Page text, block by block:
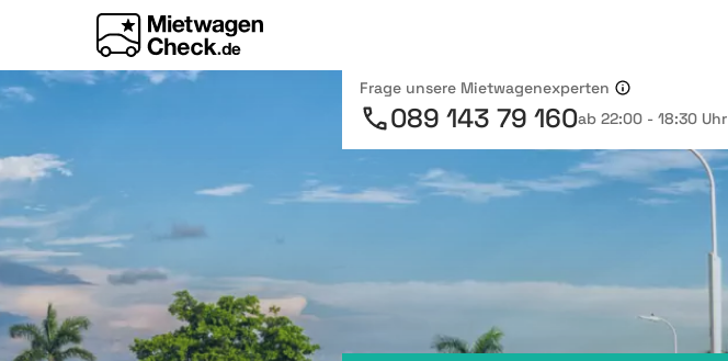
Frage unsere Mietwagenexperten
089 143 79 160ab 22:00 - 18:30 Uhr